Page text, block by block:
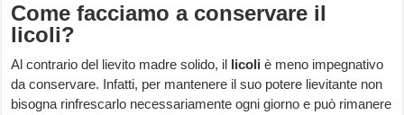
Come facciamo a conservare il
licoli?
Al contrario del lievito madre solido, il licoli è meno impegnativo
da conservare. Infatti, per mantenere il suo potere lievitante non
bisogna rinfrescarlo necessariamente ogni giorno e può rimanere